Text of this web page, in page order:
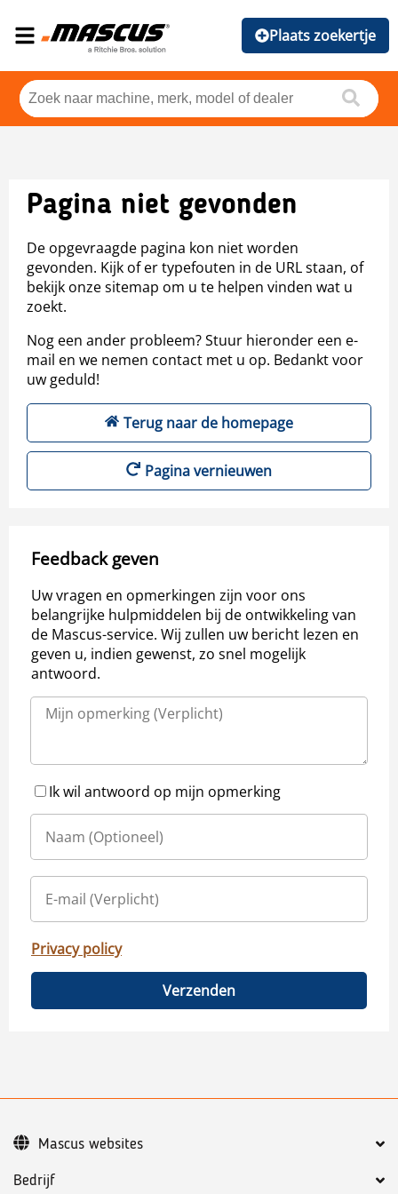
Plaats zoekertje
Pagina niet gevonden
De opgevraagde pagina kon niet worden
gevonden. Kijk of er typefouten in de URL staan, of
bekijk onze sitemap om u te helpen vinden wat u
zoekt.
Nog een ander probleem? Stuur hieronder een e-
mail en we nemen contact met u op. Bedankt voor
uw geduld!
Terug naar de homepage
Pagina vernieuwen
Feedback geven
Uw vragen en opmerkingen zijn voor ons
belangrijke hulpmiddelen bij de ontwikkeling van
de Mascus-service. Wij zullen uw bericht lezen en
geven u, indien gewenst, zo snel mogelijk
antwoord.
Ik wil antwoord op mijn opmerking
Privacy policy
Verzenden
Bedrijf
Mascus websites